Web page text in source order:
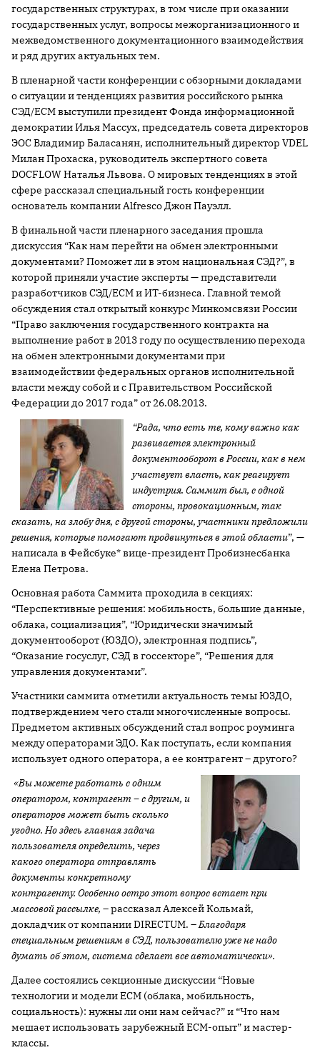
государственных структурах, в том числе при оказании
государственных услуг, вопросы межорганизационного и
межведомственного документационного взаимодействия
и ряд других актуальных тем.
В пленарной части конференции с обзорными докладами
о ситуации и тенденциях развития российского рынка
СЭД/ECM выступили президент Фонда информационной
демократии Илья Массух, председатель совета директоров
ЭОС Владимир Баласанян, исполнительный директор VDEL
Милан Прохаска, руководитель экспертного совета
DOCFLOW Наталья Львова. О мировых тенденциях в этой
сфере рассказал специальный гость конференции
основатель компании Alfresco Джон Пауэлл.
В финальной части пленарного заседания прошла
дискуссия “Как нам перейти на обмен электронными
документами? Поможет ли в этом национальная СЭД?”, в
которой приняли участие эксперты — представители
разработчиков СЭД/ЕСМ и ИТ-бизнеса. Главной темой
обсуждения стал открытый конкурс Минкомсвязи России
“Право заключения государственного контракта на
выполнение работ в 2013 году по осуществлению перехода
на обмен электронными документами при
взаимодействии федеральных органов исполнительной
власти между собой и с Правительством Российской
Федерации до 2017 года” от 26.08.2013.
“Рада, что есть те, кому важно как
развивается электронный
документооборот в России, как в нем
участвует власть, как реагирует
индустрия. Саммит был, с одной
стороны, провокационным, так
сказать, на злобу дня, с другой стороны, участники предложили
решения, которые помогают продвинуться в этой области”, —
написала в Фейсбуке* вице-президент Пробизнесбанка
Елена Петрова.
Основная работа Саммита проходила в секциях:
“Перспективные решения: мобильность, большие данные,
облака, социализация”, “Юридически значимый
документооборот (ЮЗДО), электронная подпись”,
“Оказание госуслуг, СЭД в госсекторе”, “Решения для
управления документами”.
Участники саммита отметили актуальность темы ЮЗДО,
подтверждением чего стали многочисленные вопросы.
Предметом активных обсуждений стал вопрос роуминга
между операторами ЭДО. Как поступать, если компания
использует одного оператора, а ее контрагент – другого?
«Вы можете работать с одним
оператором, контрагент – с другим, и
операторов может быть сколько
угодно. Но здесь главная задача
пользователя определить, через
какого оператора отправлять
документы конкретному
контрагенту. Особенно остро этот вопрос встает при
массовой рассылке, – рассказал Алексей Кольмай,
докладчик от компании DIRECTUM. –Благодаря
специальным решениям в СЭД, пользователю уже не надо
думать об этом, система сделает все автоматически».
Далее состоялись секционные дискуссии “Новые
технологии и модели ECM (облака, мобильность,
социальность): нужны ли они нам сейчас?” и “Что нам
мешает использовать зарубежный ECM-опыт” и мастер-
классы.